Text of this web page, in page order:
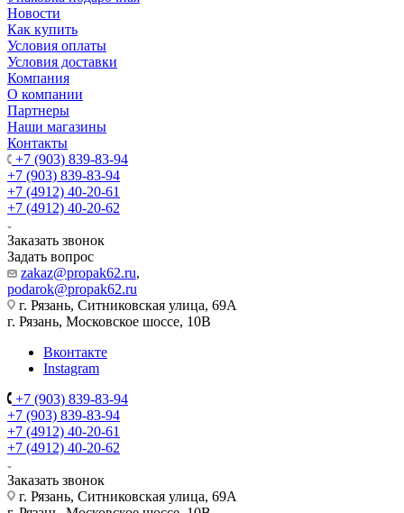
Новости
Как купить
Условия оплаты
Условия доставки
Компания
О компании
Партнеры
Наши магазины
Контакты
+7 (903) 839-83-94
+7 (903) 839-83-94
+7 (4912) 40-20-61
+7 (4912) 40-20-62
Заказать звонок
Задать вопрос
zakaz@propak62.ru,
podarok@propak62.ru
г. Рязань, Ситниковская улица, 69А
г. Рязань, Московское шоссе, 10В
Вконтакте
Instagram
+7 (903) 839-83-94
+7 (903) 839-83-94
+7 (4912) 40-20-61
+7 (4912) 40-20-62
Заказать звонок
г. Рязань, Ситниковская улица, 69А